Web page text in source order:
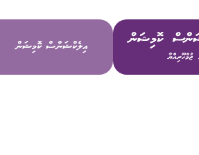
އިލެކްޝަންސް ކޮމިޝަން